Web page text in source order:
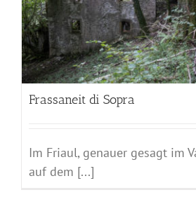
Frassaneit di Sopra
Im Friaul, genauer gesagt im
auf dem [...]